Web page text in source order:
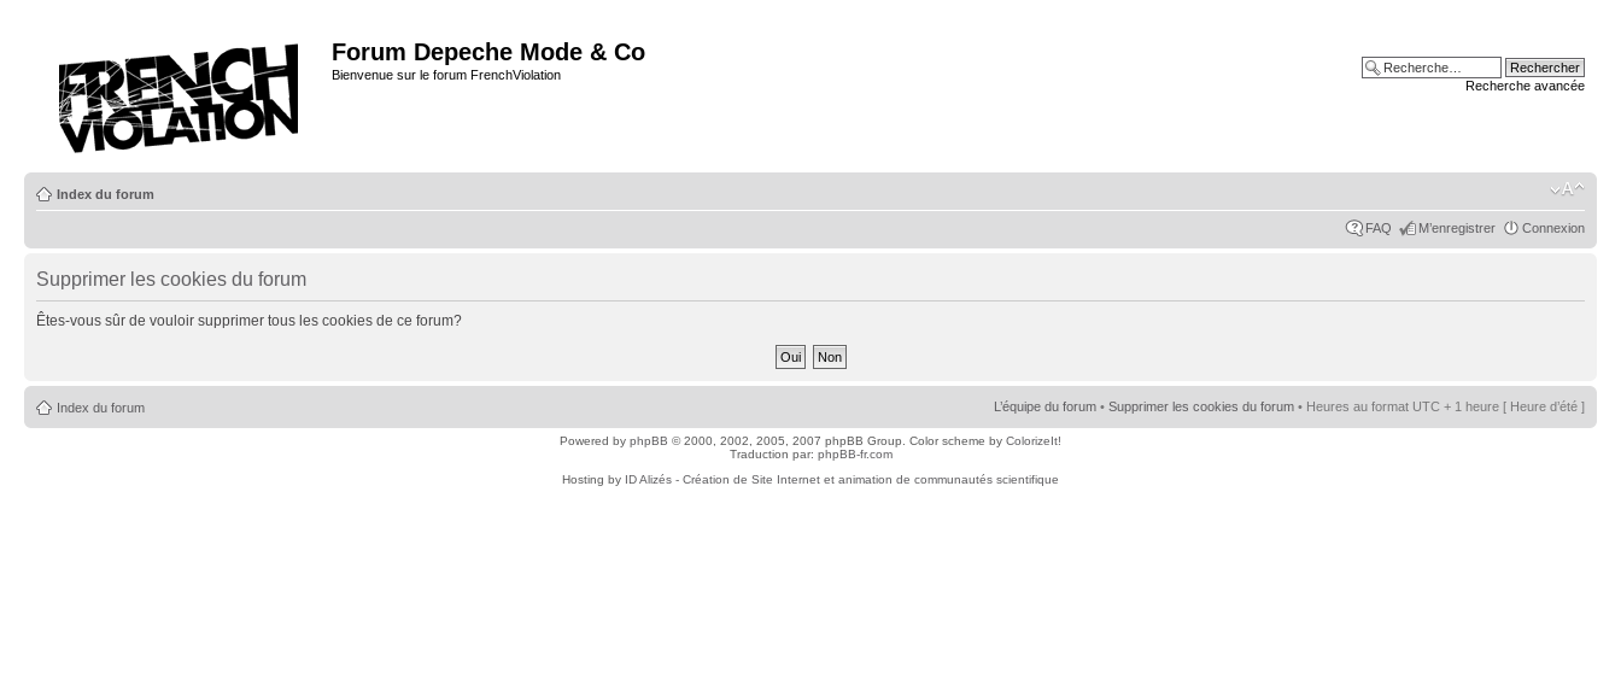
Forum Depeche Mode & Co
Bienvenue sur le forum FrenchViolation
Recherche avancée
Index du forum
FAQ M’enregistrer Connexion
Supprimer les cookies du forum
Êtes-vous sûr de vouloir supprimer tous les cookies de ce forum?
Index du forum L’équipe du forum • Supprimer les cookies du forum • Heures au format UTC + 1 heure [ Heure d’été ]
Powered by phpBB © 2000, 2002, 2005, 2007 phpBB Group. Color scheme by ColorizeIt!
Traduction par: phpBB-fr.com
Hosting by ID Alizés - Création de Site Internet et animation de communautés scientifique